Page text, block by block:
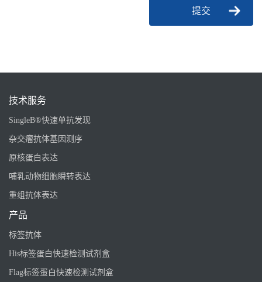
提交
技术服务
SingleB®快速单抗发现
杂交瘤抗体基因测序
原核蛋白表达
哺乳动物细胞瞬转表达
重组抗体表达
产品
标签抗体
His标签蛋白快速检测试剂盒
Flag标签蛋白快速检测试剂盒